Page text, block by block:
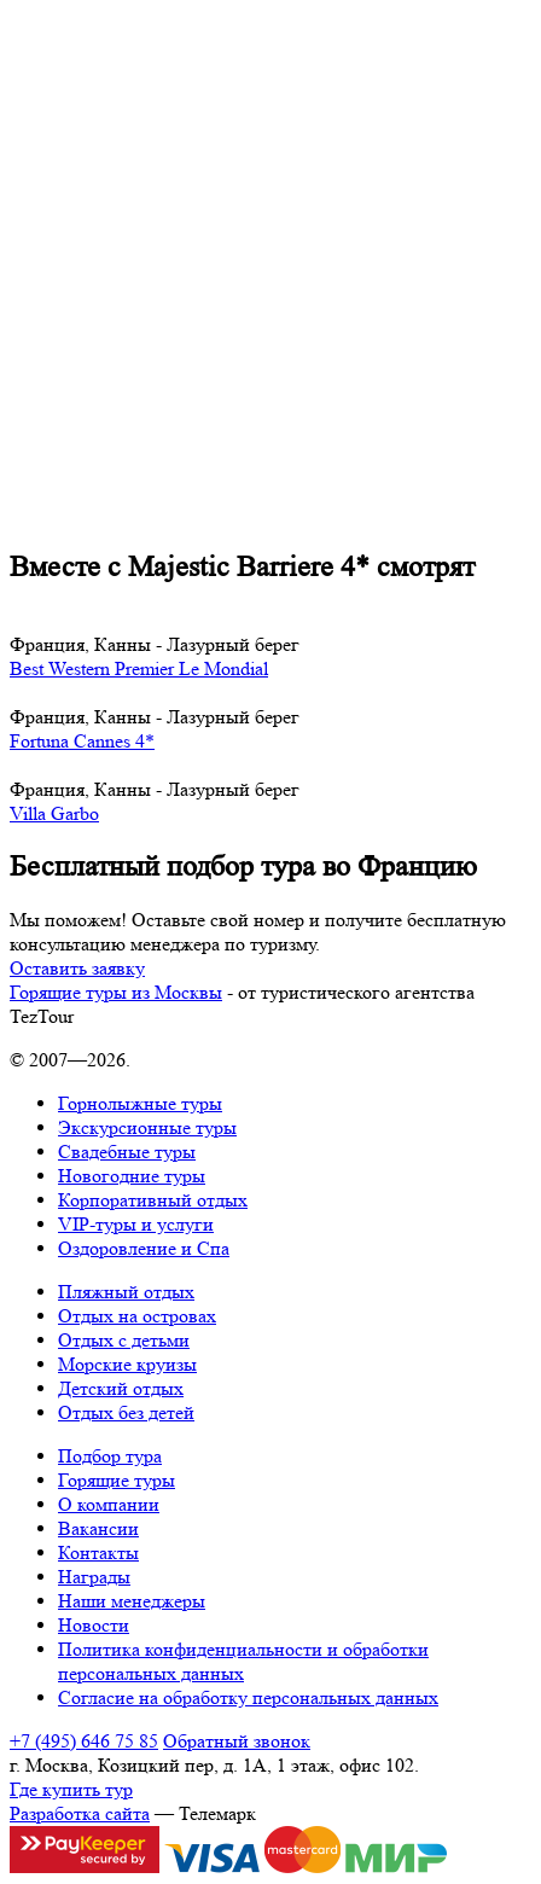
Вместе с Majestic Barriere 4* смотрят
Франция, Канны - Лазурный берег
Best Western Premier Le Mondial
Франция, Канны - Лазурный берег
Fortuna Cannes 4*
Франция, Канны - Лазурный берег
Villa Garbo
Бесплатный подбор тура во Францию
Мы поможем! Оставьте свой номер и получите бесплатную
консультацию менеджера по туризму.
Оставить заявку
Горящие туры из Москвы - от туристического агентства
TezTour
© 2007—2026.
Горнолыжные туры
Экскурсионные туры
Свадебные туры
Новогодние туры
Корпоративный отдых
VIP-туры и услуги
Оздоровление и Спа
Пляжный отдых
Отдых на островах
Отдых с детьми
Морские круизы
Детский отдых
Отдых без детей
Подбор тура
Горящие туры
О компании
Вакансии
Контакты
Награды
Наши менеджеры
Новости
Политика конфиденциальности и обработки
персональных данных
Согласие на обработку персональных данных
+7 (495) 646 75 85 Обратный звонок
г. Москва, Козицкий пер, д. 1А, 1 этаж, офис 102.
Где купить тур
Разработка сайта— Телемарк